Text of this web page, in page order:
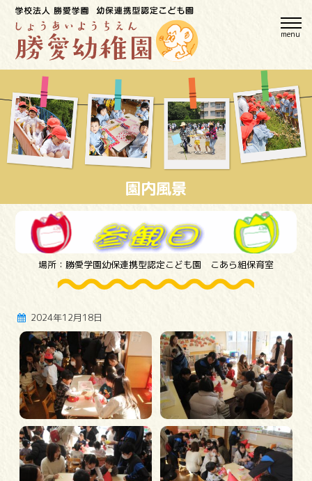
園内風景
場所：勝愛学園幼保連携型認定こども園 こあら組保育室
2024年12月18日
menu